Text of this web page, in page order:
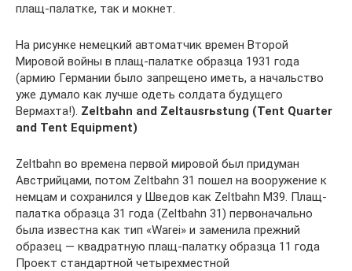
плащ-палатке, так и мокнет.
На рисунке немецкий автоматчик времен Второй
Мировой войны в плащ-палатке образца 1931 года
(армию Германии было запрещено иметь, а начальство
уже думало как лучше одеть солдата будущего
Вермахта!). Zeltbahn and Zeltausrьstung (Tent Quarter
and Tent Equipment)
Zeltbahn во времена первой мировой был придуман
Австрийцами, потом Zeltbahn 31 пошел на вооружение к
немцам и сохранился у Шведов как Zeltbahn М39. Плащ-
палатка образца 31 года (Zeltbahn 31) первоначально
была известна как тип «Warei» и заменила прежний
образец — квадратную плащ-палатку образца 11 года
Проект стандартной четырехместной